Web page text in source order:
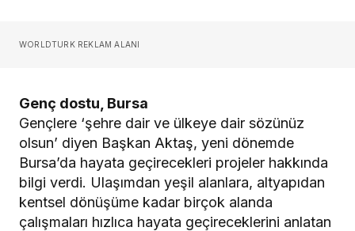
WORLDTURK REKLAM ALANI
Genç dostu, Bursa
Gençlere ‘şehre dair ve ülkeye dair sözünüz
olsun’ diyen Başkan Aktaş, yeni dönemde
Bursa’da hayata geçirecekleri projeler hakkında
bilgi verdi. Ulaşımdan yeşil alanlara, altyapıdan
kentsel dönüşüme kadar birçok alanda
çalışmaları hızlıca hayata geçireceklerini anlatan